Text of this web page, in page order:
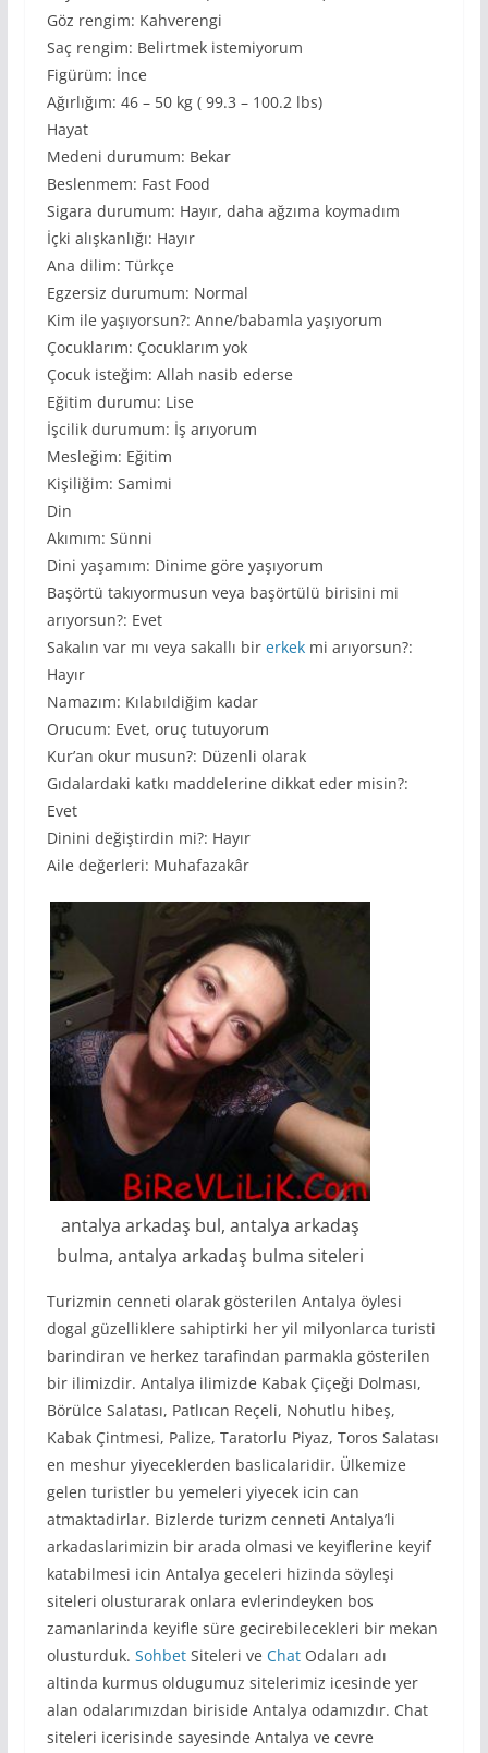
Göz rengim: Kahverengi
Saç rengim: Belirtmek istemiyorum
Figürüm: İnce
Ağırlığım: 46 – 50 kg ( 99.3 – 100.2 lbs)
Hayat
Medeni durumum: Bekar
Beslenmem: Fast Food
Sigara durumum: Hayır, daha ağzıma koymadım
İçki alışkanlığı: Hayır
Ana dilim: Türkçe
Egzersiz durumum: Normal
Kim ile yaşıyorsun?: Anne/babamla yaşıyorum
Çocuklarım: Çocuklarım yok
Çocuk isteğim: Allah nasib ederse
Eğitim durumu: Lise
İşcilik durumum: İş arıyorum
Mesleğim: Eğitim
Kişiliğim: Samimi
Din
Akımım: Sünni
Dini yaşamım: Dinime göre yaşıyorum
Başörtü takıyormusun veya başörtülü birisini mi
arıyorsun?: Evet
Sakalın var mı veya sakallı bir erkekmi arıyorsun?:
Hayır
Namazım: Kılabıldiğim kadar
Orucum: Evet, oruç tutuyorum
Kur’an okur musun?: Düzenli olarak
Gıdalardaki katkı maddelerine dikkat eder misin?:
Evet
Dinini değiştirdin mi?: Hayır
Aile değerleri: Muhafazakâr
antalya arkadaş bul, antalya arkadaş
bulma, antalya arkadaş bulma siteleri
Turizmin cenneti olarak gösterilen Antalya öylesi
dogal güzelliklere sahiptirki her yil milyonlarca turisti
barindiran ve herkez tarafindan parmakla gösterilen
bir ilimizdir. Antalya ilimizde Kabak Çiçeği Dolması,
Börülce Salatası, Patlıcan Reçeli, Nohutlu hibeş,
Kabak Çintmesi, Palize, Taratorlu Piyaz, Toros Salatası
en meshur yiyeceklerden baslicalaridir. Ülkemize
gelen turistler bu yemeleri yiyecek icin can
atmaktadirlar. Bizlerde turizm cenneti Antalya’li
arkadaslarimizin bir arada olmasi ve keyiflerine keyif
katabilmesi icin Antalya geceleri hizinda söyleşi
siteleri olusturarak onlara evlerindeyken bos
zamanlarinda keyifle süre gecirebilecekleri bir mekan
olusturduk. SohbetSiteleri ve ChatOdaları adı
altinda kurmus oldugumuz sitelerimiz icesinde yer
alan odalarımızdan biriside Antalya odamızdır. Chat
siteleri icerisinde sayesinde Antalya ve cevre